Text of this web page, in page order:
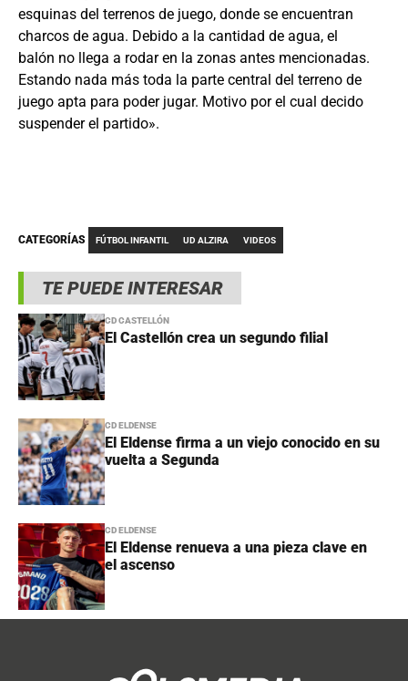
TE PUEDE INTERESAR
CD CASTELLÓN
El Castellón crea un segundo filial
CD ELDENSE
El Eldense firma a un viejo conocido en su
vuelta a Segunda
CD ELDENSE
El Eldense renueva a una pieza clave en
el ascenso
esquinas del terrenos de juego, donde se encuentran
charcos de agua. Debido a la cantidad de agua, el
balón no llega a rodar en la zonas antes mencionadas.
Estando nada más toda la parte central del terreno de
juego apta para poder jugar. Motivo por el cual decido
suspender el partido».
CATEGORÍAS FÚTBOL INFANTIL UD ALZIRA VIDEOS